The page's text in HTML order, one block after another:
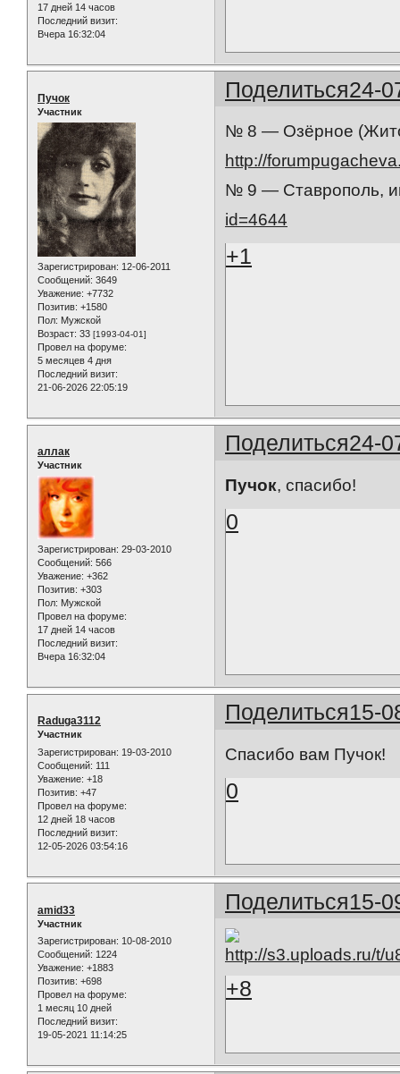
17 дней 14 часов
Последний визит:
Вчера 16:32:04
Поделиться24-
Пучок
Участник
Зарегистрирован: 12-06-2011
Сообщений: 3649
Уважение: +7732
Позитив: +1580
Пол: Мужской
Возраст: 33 [1993-04-01]
Провел на форуме:
5 месяцев 4 дня
Последний визит:
21-06-2026 22:05:19
№ 8 — Озёрное
http://
№ 9 — Ставрополь,
id=4644
+1
Поделиться24-
аллак
Участник
Зарегистрирован: 29-03-2010
Сообщений: 566
Уважение: +362
Позитив: +303
Пол: Мужской
Провел на форуме:
17 дней 14 часов
Последний визит:
Вчера 16:32:04
Пучок, спасибо!
0
Поделиться15-
Raduga3112
Участник
Зарегистрирован: 19-03-2010
Сообщений: 111
Уважение: +18
Позитив: +47
Провел на форуме:
12 дней 18 часов
Последний визит:
12-05-2026 03:54:16
Спасибо вам Пучок!
0
Поделиться15-
amid33
Участник
Зарегистрирован: 10-08-2010
Сообщений: 1224
Уважение: +1883
Позитив: +698
Провел на форуме:
1 месяц 10 дней
Последний визит:
19-05-2021 11:14:25
+8